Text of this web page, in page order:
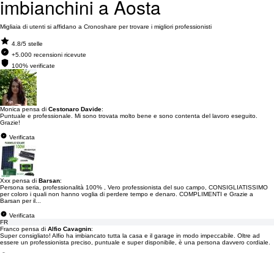
imbianchini a Aosta
Migliaia di utenti si affidano a Cronoshare per trovare i migliori professionisti
4.8/5 stelle
+5.000 recensioni ricevute
100% verificate
Monica pensa di Cestonaro Davide:
Puntuale e professionale. Mi sono trovata molto bene e sono contenta del lavoro eseguito.
Grazie!
Verificata
Xxx pensa di Barsan:
Persona seria, professionalità 100% , Vero professionista del suo campo, CONSIGLIATISSIMO
per coloro i quali non hanno voglia di perdere tempo e denaro. COMPLIMENTI e Grazie a
Barsan per il...
Verificata
FR
Franco pensa di Alfio Cavagnin:
Super consigliato! Alfio ha imbiancato tutta la casa e il garage in modo impeccabile. Oltre ad
essere un professionista preciso, puntuale e super disponibile, è una persona davvero cordiale.